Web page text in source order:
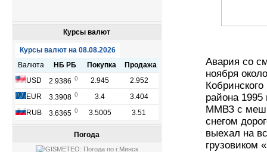
Курсы валют
Погода
Авария со
ноября
района
ММВЗ с
снегом
выехал на
грузовиком